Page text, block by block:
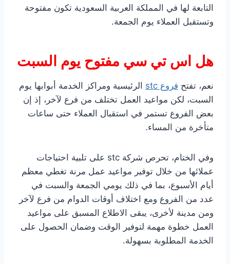
التابعة لها في المملكة العربية السعودية تكون مفتوحة
وتستقبل العملاء يوم الجمعة.
هل اس تي سي مفتوح يوم السبت
نعم، تفتح فروع stc
الرئيسية ومراكز الخدمة أبوابها يوم
السبت، لكن مواعيد العمل تختلف من فرع لآخر، إذ إن
بعض الفروع تستمر في استقبال العملاء حتى ساعات
متأخرة من المساء.
وفي الختام، تحرص شركة stc على تلبية احتياجات
عملائها من خلال توفير مواعيد عمل مرنة تغطي معظم
أيام الأسبوع، بما في ذلك يومي الجمعة والسبت في
عدد من الفروع ومع اختلاف أوقات الدوام من فرع لآخر
ومن مدينة لأخرى، يبقى الاطلاع المسبق على مواعيد
العمل خطوة مهمة لتوفير الوقت وضمان الحصول على
الخدمة المطلوبة بسهولة.